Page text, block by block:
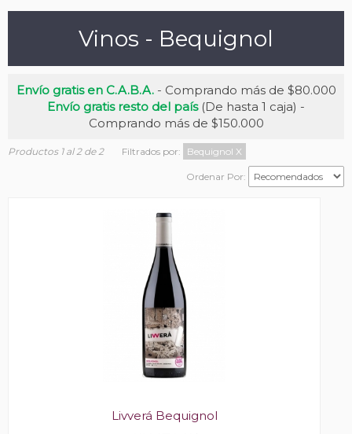
Vinos - Bequignol
Envío gratis en C.A.B.A.- Comprando más de $80.000
Envío gratis resto del país(De hasta 1 caja) -
Comprando más de $150.000
Productos 1 al 2 de 2 Filtrados por: Bequignol X
Ordenar Por:
Livverá Bequignol